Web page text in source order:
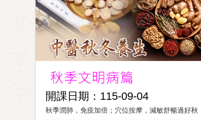
開課日期：115-09-04
秋季潤肺，免疫加倍；穴位按摩，減敏舒暢過好秋